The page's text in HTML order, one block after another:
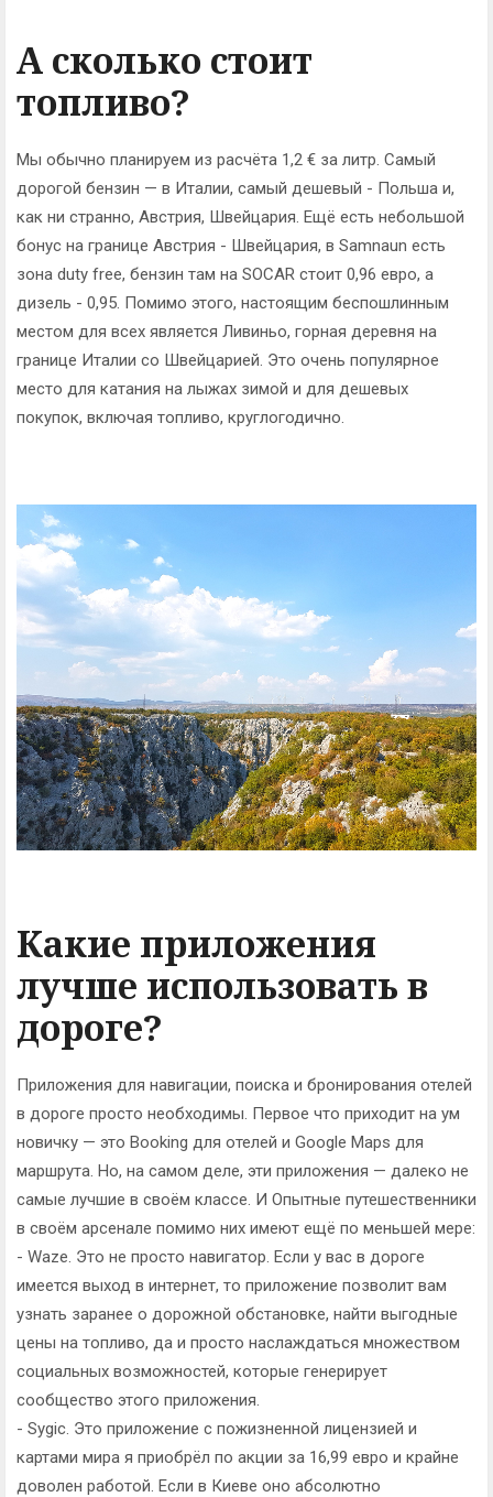
А сколько стоит
топливо?
Мы обычно планируем из расчёта 1,2 € за литр. Самый
дорогой бензин — в Италии, самый дешевый - Польша и,
как ни странно, Австрия, Швейцария. Ещё есть небольшой
бонус на границе Австрия - Швейцария, в Samnaun есть
зона duty free, бензин там на SOCAR стоит 0,96 евро, а
дизель - 0,95. Помимо этого, настоящим беспошлинным
местом для всех является Ливиньо, горная деревня на
границе Италии со Швейцарией. Это очень популярное
место для катания на лыжах зимой и для дешевых
покупок, включая топливо, круглогодично.
Какие приложения
лучше использовать в
дороге?
Приложения для навигации, поиска и бронирования отелей
в дороге просто необходимы. Первое что приходит на ум
новичку — это Booking для отелей и Google Maps для
маршрута. Но, на самом деле, эти приложения — далеко не
самые лучшие в своём классе. И Опытные путешественники
в своём арсенале помимо них имеют ещё по меньшей мере:
- Waze. Это не просто навигатор. Если у вас в дороге
имеется выход в интернет, то приложение позволит вам
узнать заранее о дорожной обстановке, найти выгодные
цены на топливо, да и просто наслаждаться множеством
социальных возможностей, которые генерирует
сообщество этого приложения.
- Sygic. Это приложение с пожизненной лицензией и
картами мира я приобрёл по акции за 16,99 евро и крайне
доволен работой. Если в Киеве оно абсолютно